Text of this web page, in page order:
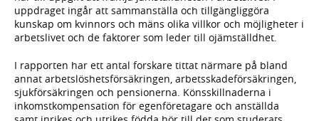
uppdraget ingår att sammanställa och tillgängliggöra
kunskap om kvinnors och mäns olika villkor och möjligheter i
arbetslivet och de faktorer som leder till ojämställdhet.
I rapporten har ett antal forskare tittat närmare på bland
annat arbetslöshetsförsäkringen, arbetsskadeförsäkringen,
sjukförsäkringen och pensionerna. Könsskillnaderna i
inkomstkompensation för egenföretagare och anställda